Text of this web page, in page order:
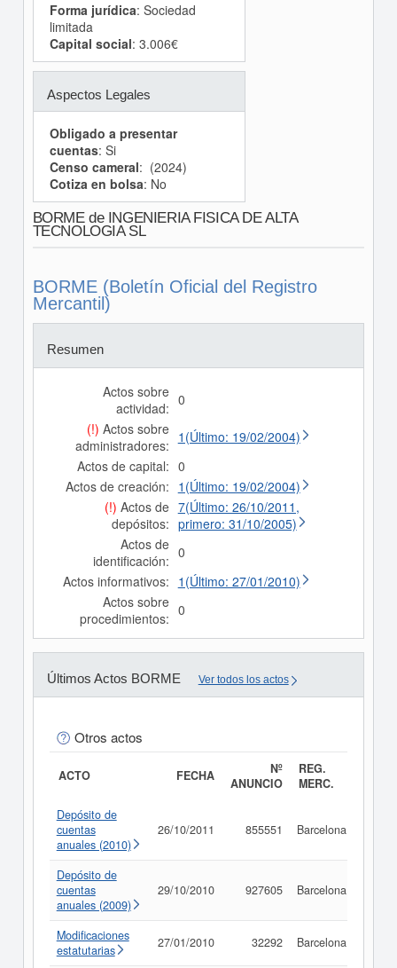
Forma jurídica: Sociedad
limitada
Capital social: 3.006€
Aspectos Legales
Obligado a presentar
cuentas: Si
Censo cameral: (2024)
Cotiza en bolsa: No
BORME de INGENIERIA FISICA DE ALTA
TECNOLOGIA SL
BORME (Boletín Oficial del Registro
Mercantil)
Resumen
Actos sobre
actividad: 0
(!) Actos sobre
administradores: 1(Último: 19/02/2004)
Actos de capital: 0
Actos de creación: 1(Último: 19/02/2004)
(!) Actos de
depósitos:
7(Último: 26/10/2011,
primero: 31/10/2005)
Actos de
identificación: 0
Actos informativos: 1(Último: 27/01/2010)
Actos sobre
procedimientos: 0
Últimos Actos BORME Ver todos los actos
Otros actos
ACTO FECHA
Nº
ANUNCIO
REG.
MERC.
Depósito de
cuentas
anuales (2010)
26/10/2011 855551 Barcelona
Depósito de
cuentas
anuales (2009)
29/10/2010 927605 Barcelona
Modificaciones
estatutarias
27/01/2010 32292 Barcelona